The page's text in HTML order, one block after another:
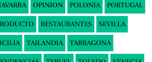
OPINION POLONIA PORTUGAL
RESTAURANTES SEVILLA
TAILANDIA TARRAGONA